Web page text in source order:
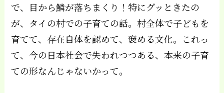
で、目から鱗が落ちまくり！特にグッときたの
が、タイの村での子育ての話。村全体で子どもを
育てて、存在自体を認めて、褒める文化。これっ
て、今の日本社会で失われつつある、本来の子育
ての形なんじゃないかって。